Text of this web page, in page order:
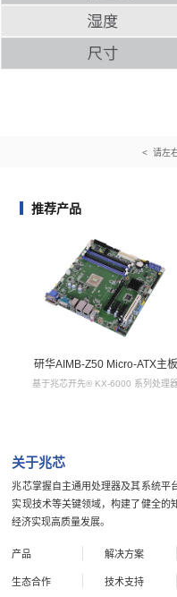
< 请左
推荐产品
研华AIMB-Z50 Micro-ATX主板
基于兆芯开先® KX-6000 系列处理
关于兆芯
兆芯掌握自主通用处理器及其系统平
实现技术等关键领域，构建了健全的
经济实现高质量发展。
产品 解决方案
生态合作 技术支持